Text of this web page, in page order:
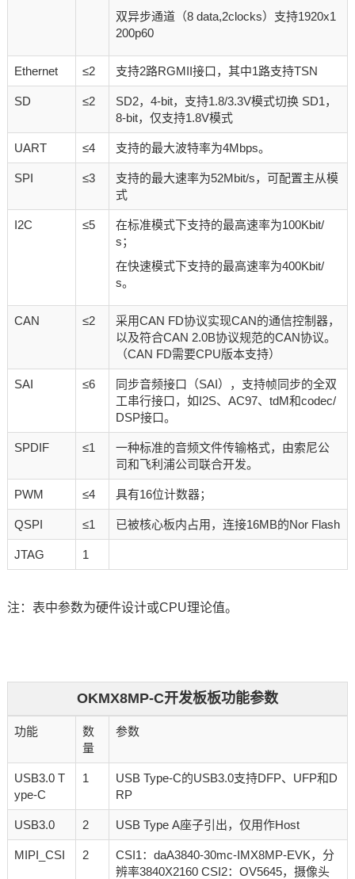
双异步通道（8 data,2clocks）支持1920x1
200p60
Ethernet ≤2 支持2路RGMII接口，其中1路支持TSN
SD ≤2
SD2，4-bit，支持1.8/3.3V模式切换 SD1，
8-bit，仅支持1.8V模式
UART ≤4 支持的最大波特率为4Mbps。
SPI ≤3
支持的最大速率为52Mbit/s，可配置主从模
式
I2C ≤5
在标准模式下支持的最高速率为100Kbit/
s；
在快速模式下支持的最高速率为400Kbit/
s。
CAN ≤2
采用CAN FD协议实现CAN的通信控制器，
以及符合CAN 2.0B协议规范的CAN协议。
（CAN FD需要CPU版本支持）
SAI ≤6
同步音频接口（SAI），支持帧同步的全双
工串行接口，如I2S、AC97、tdM和codec/
DSP接口。
SPDIF ≤1
一种标准的音频文件传输格式，由索尼公
司和飞利浦公司联合开发。
PWM ≤4 具有16位计数器；
QSPI ≤1 已被核心板内占用，连接16MB的Nor Flash
JTAG 1
注：表中参数为硬件设计或CPU理论值。
OKMX8MP-C开发板板功能参数
功能
数
量
参数
USB3.0 T
ype-C
1
USB Type-C的USB3.0支持DFP、UFP和D
RP
USB3.0 2 USB Type A座子引出，仅用作Host
MIPI_CSI 2
CSI1：daA3840-30mc-IMX8MP-EVK，分
辨率3840X2160 CSI2：OV5645，摄像头